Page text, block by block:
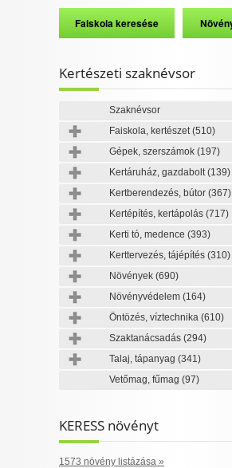
Kertészeti szaknévsor
Szaknévsor
Faiskola, kertészet(510)
Gépek, szerszámok (197)
Kertáruház, gazdabolt(139)
Kertberendezés, bútor (367)
Kertépítés, kertápolás (717)
Kerti tó, medence (393)
Kerttervezés, tájépítés (310)
Növények (690)
Növényvédelem (164)
Öntözés, víztechnika (610)
Szaktanácsadás (294)
Talaj, tápanyag (341)
Vetőmag, fűmag (97)
KERESS növényt
1573 növény listázása »